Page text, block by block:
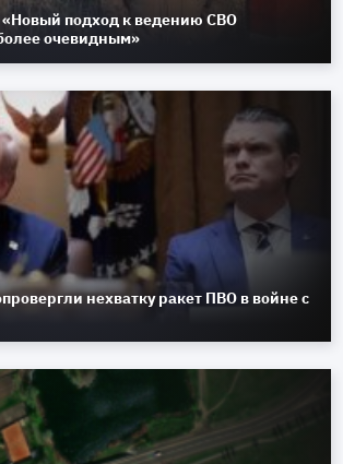
подход к ведению СВО
очевидным»
нехватку ракет ПВО в войне с